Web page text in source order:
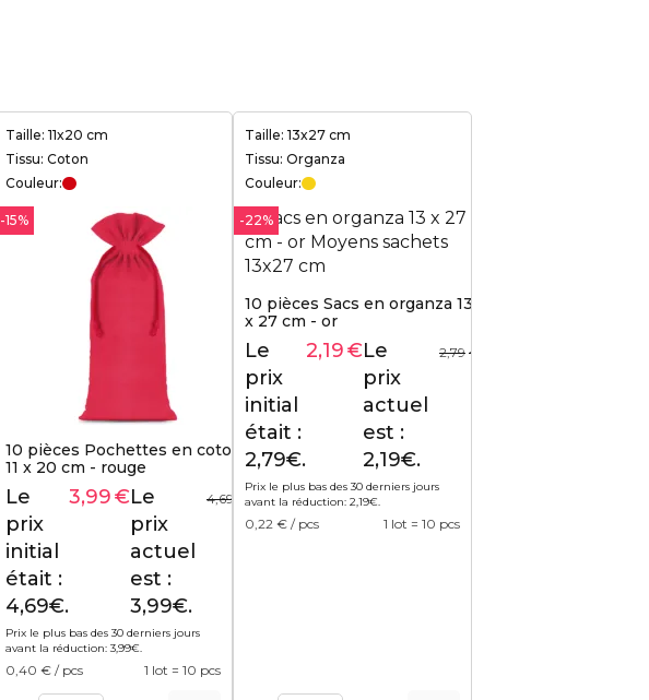
Taille: 11x20 cm
Tissu: Coton
Couleur:
-15%
10 pièces Pochettes en coton
11 x 20 cm - rouge
4,69 €
Le
prix
initial
était :
4,69€.
3,99€Le
prix
actuel
est :
3,99€.
Prix le plus bas des 30 derniers jours
avant la réduction: 3,99€
0,40 € / pcs 1 lot = 10 pcs
Taille: 13x27 cm
Tissu: Organza
Couleur:
-22%
10 pièces Sacs en organza 13
x 27 cm - or
2,79 €
Le
prix
initial
était :
2,79€.
2,19€Le
prix
actuel
est :
2,19€.
Prix le plus bas des 30 derniers jours
avant la réduction: 2,19€
0,22 € / pcs 1 lot = 10 pcs